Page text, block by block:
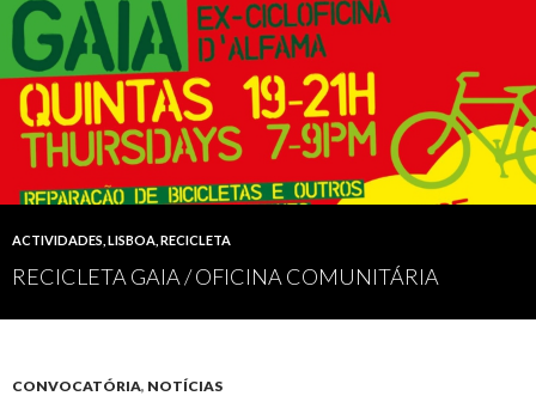
ACTIVIDADES LISBOA RECICLETA
RECICLETA GAIA / OFICINA COMUNITÁRIA
CONVOCATÓRIA, NOTÍCIAS